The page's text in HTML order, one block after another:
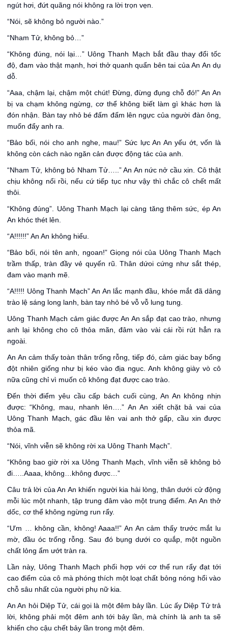
ngút hơi, đứt quãng nói không ra lời trọn vẹn.
“Nói, sẽ không bỏ người nào.”
“Nham Tử, không bỏ…”
“Không đúng, nói lại…” Uông Thanh Mạch bắt đầu thay đổi tốc
độ, đam vào thật mạnh, hơi thở quanh quẩn bên tai của An An dụ
dỗ.
“Aaa, chậm lại, chậm một chút! Đừng, đừng đụng chỗ đó!” An An
bị va chạm không ngừng, cơ thể không biết làm gì khác hơn là
đón nhận. Bàn tay nhỏ bé đấm đấm lên ngực của người đàn ông,
muốn đẩy anh ra.
“Bảo bối, nói cho anh nghe, mau!” Sức lực An An yếu ớt, vốn là
không còn cách nào ngăn cản được động tác của anh.
“Nham Tử, không bỏ Nham Tử…..” An An nức nở cầu xin. Cô thật
chịu không nổi rồi, nếu cứ tiếp tục như vậy thì chắc cô chết mất
thôi.
“Không đúng”. Uông Thanh Mạch lại càng tăng thêm sức, ép An
An khóc thét lên.
“A!!!!!!” An An không hiểu.
“Bảo bối, nói tên anh, ngoan!” Giọng nói của Uông Thanh Mạch
trầm thấp, tràn đầy vẻ quyến rũ. Thân dứoi cứng như sắt thép,
đam vào mạnh mẽ.
“A!!!!! Uông Thanh Mạch” An An lắc mạnh đầu, khóe mắt đã dâng
trào lệ sáng long lanh, bàn tay nhỏ bé vỗ vỗ lung tung.
Uông Thanh Mạch cảm giác được An An sắp đạt cao trào, nhưng
anh lại không cho cô thỏa mãn, đâm vào vài cái rồi rút hẳn ra
ngoài.
An An cảm thấy toàn thân trống rỗng, tiếp đó, cảm giác bay bổng
đột nhiên giống như bị kéo vào địa ngục. Anh không giày vò cô
nữa cũng chỉ vì muốn cô không đạt được cao trào.
Đến thời điểm yêu cầu cấp bách cuối cùng, An An không nhịn
được: “Không, mau, nhanh lên….” An An xiết chặt bả vai của
Uông Thanh Mạch, gác đầu lên vai anh thở gấp, cầu xin được
thỏa mã.
“Nói, vĩnh viễn sẽ không rời xa Uông Thanh Mạch”.
“Không bao giờ rời xa Uông Thanh Mạch, vĩnh viễn sẽ không bỏ
đi…..Aaaa, không…không được…”
Câu trả lời của An An khiến người kia hài lòng, thân dưới cử động
mỗi lúc một nhanh, tập trung đâm vào một trung điểm. An An thở
dốc, cơ thể không ngừng run rẩy.
“Ưm … không cần, không! Aaaa!!” An An cảm thấy trước mắt lu
mờ, đầu óc trống rỗng. Sau đó bụng dưới co quắp, một nguồn
chất lỏng ẩm ướt tràn ra.
Lần này, Uông Thanh Mạch phối hợp với cơ thể run rẩy đạt tới
cao điểm của cô mà phóng thích một loạt chất bỏng nóng hổi vào
chỗ sâu nhất của người phụ nữ kia.
An An hỏi Diệp Tử, cái gọi là một đêm bảy lần. Lúc ấy Diệp Tử trả
lời, không phải một đêm anh tới bảy lần, mà chính là anh ta sẽ
khiến cho cậu chết bảy lần trong một đêm.